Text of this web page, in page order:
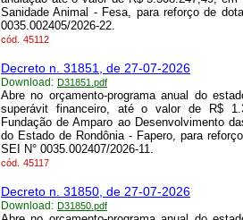
Sanidade Animal - Fesa, para reforço de
0035.002405/2026-22.
cód. 45112
Decreto n. 31851, de 27-07-2026
Download: D31851.pdf
Abre no orçamento-programa anual do
superávit financeiro, até o valor de R$
Fundação de Amparo ao Desenvolvimento
do Estado de Rondônia - Fapero, para
SEI N° 0035.002407/2026-11.
cód. 45117
Decreto n. 31850, de 27-07-2026
Download: D31850.pdf